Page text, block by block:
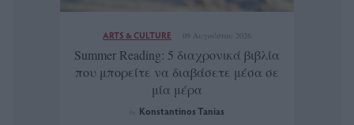
ARTS & CULTURE 09 Αυγούστου 2026
Summer Reading: 5 διαχρονικά βιβλία
που μπορείτε να διαβάσετε μέσα σε
μία μέρα
Konstantinos Tanias